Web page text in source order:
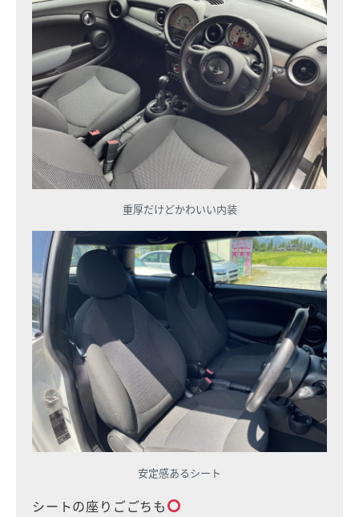
重厚だけどかわいい内装
安定感あるシート
シートの座りごごちも